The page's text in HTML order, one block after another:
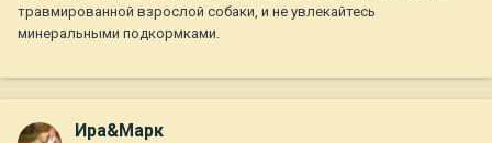
травмированной взрослой собаки, и не увлекайтесь
минеральными подкормками.
Ира&Марк